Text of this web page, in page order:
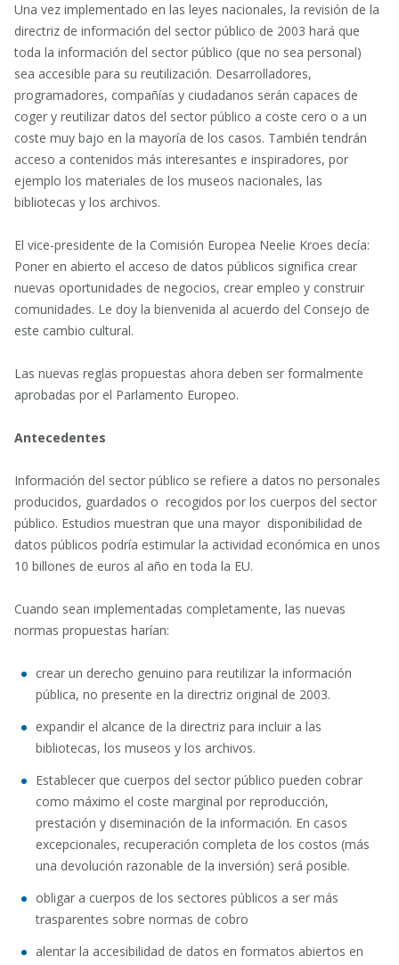
Una vez implementado en las leyes nacionales, la revisión de la
directriz de información del sector público de 2003 hará que
toda la información del sector público (que no sea personal)
sea accesible para su reutilización. Desarrolladores,
programadores, compañías y ciudadanos serán capaces de
coger y reutilizar datos del sector público a coste cero o a un
coste muy bajo en la mayoría de los casos. También tendrán
acceso a contenidos más interesantes e inspiradores, por
ejemplo los materiales de los museos nacionales, las
bibliotecas y los archivos.
El vice-presidente de la Comisión Europea Neelie Kroes decía:
Poner en abierto el acceso de datos públicos significa crear
nuevas oportunidades de negocios, crear empleo y construir
comunidades. Le doy la bienvenida al acuerdo del Consejo de
este cambio cultural.
Las nuevas reglas propuestas ahora deben ser formalmente
aprobadas por el Parlamento Europeo.
Antecedentes
Información del sector público se refiere a datos no personales
producidos, guardados o recogidos por los cuerpos del sector
público. Estudios muestran que una mayor disponibilidad de
datos públicos podría estimular la actividad económica en unos
10 billones de euros al año en toda la EU.
Cuando sean implementadas completamente, las nuevas
normas propuestas harían:
crear un derecho genuino para reutilizar la información
pública, no presente en la directriz original de 2003.
expandir el alcance de la directriz para incluir a las
bibliotecas, los museos y los archivos.
Establecer que cuerpos del sector público pueden cobrar
como máximo el coste marginal por reproducción,
prestación y diseminación de la información. En casos
excepcionales, recuperación completa de los costos (más
una devolución razonable de la inversión) será posible.
obligar a cuerpos de los sectores públicos a ser más
trasparentes sobre normas de cobro
alentar la accesibilidad de datos en formatos abiertos en